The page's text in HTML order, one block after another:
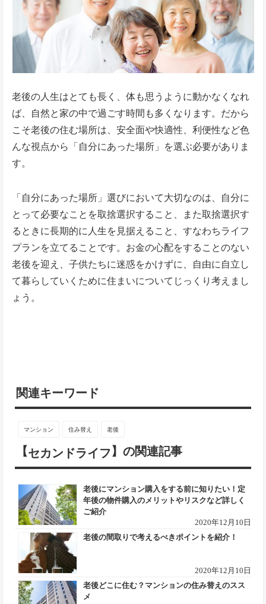
老後の人生はとても長く、体も思うように動かなくなれ
ば、自然と家の中で過ごす時間も多くなります。だから
こそ老後の住む場所は、安全面や快適性、利便性など色
んな視点から「自分にあった場所」を選ぶ必要がありま
す。
「自分にあった場所」選びにおいて大切なのは、自分に
とって必要なことを取捨選択すること、また取捨選択す
るときに長期的に人生を見据えること、すなわちライフ
プランを立てることです。お金の心配をすることのない
老後を迎え、子供たちに迷惑をかけずに、自由に自立し
て暮らしていくために住まいについてじっくり考えまし
ょう。
関連キーワード
マンション 住み替え 老後
【セカンドライフ】の関連記事
老後にマンション購入をする前に知りたい！定
年後の物件購入のメリットやリスクなど詳しく
ご紹介
2020年12月10日
老後の間取りで考えるべきポイントを紹介！
2020年12月10日
老後どこに住む？マンションの住み替えのスス
メ